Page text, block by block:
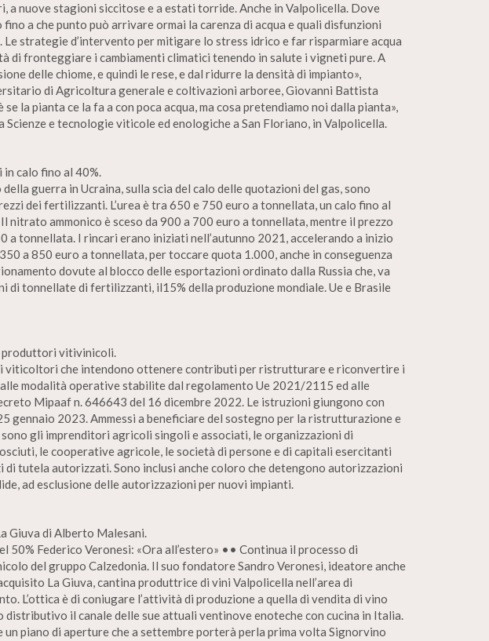
a nuove stagioni siccitose e a estati torride. Anche in Valpolicella. Dove
a che punto può arrivare ormai la carenza di acqua e quali disfunzioni
strategie d’intervento per mitigare lo stress idrico e far risparmiare acqua
di fronteggiare i cambiamenti climatici tenendo in salute i vigneti pure. A
delle chiome, e quindi le rese, e dal ridurre la densità di impianto»,
di Agricoltura generale e coltivazioni arboree, Giovanni Battista
se la pianta ce la fa a con poca acqua, ma cosa pretendiamo noi dalla pianta»,
Scienze e tecnologie viticole ed enologiche a San Floriano, in Valpolicella.
calo fino al 40%.
guerra in Ucraina, sulla scia del calo delle quotazioni del gas, sono
dei fertilizzanti. L’urea è tra 650 e 750 euro a tonnellata, un calo fino al
nitrato ammonico è sceso da 900 a 700 euro a tonnellata, mentre il prezzo
tonnellata. I rincari erano iniziati nell’autunno 2021, accelerando a inizio
a 850 euro a tonnellata, per toccare quota 1.000, anche in conseguenza
dovute al blocco delle esportazioni ordinato dalla Russia che, va
di tonnellate di fertilizzanti, il15% della produzione mondiale. Ue e Brasile
produttori vitivinicoli.
i viticoltori che intendono ottenere contributi per ristrutturare e riconvertire i
modalità operative stabilite dal regolamento Ue 2021/2115 ed alle
Mipaaf n. 646643 del 16 dicembre 2022. Le istruzioni giungono con
gennaio 2023. Ammessi a beneficiare del sostegno per la ristrutturazione e
gli imprenditori agricoli singoli e associati, le organizzazioni di
le cooperative agricole, le società di persone e di capitali esercitanti
tutela autorizzati. Sono inclusi anche coloro che detengono autorizzazioni
ad esclusione delle autorizzazioni per nuovi impianti.
Giuva di Alberto Malesani.
Federico Veronesi: «Ora all’estero» •• Continua il processo di
del gruppo Calzedonia. Il suo fondatore Sandro Veronesi, ideatore anche
La Giuva, cantina produttrice di vini Valpolicella nell’area di
L’ottica è di coniugare l’attività di produzione a quella di vendita di vino
il canale delle sue attuali ventinove enoteche con cucina in Italia.
piano di aperture che a settembre porterà perla prima volta Signorvino